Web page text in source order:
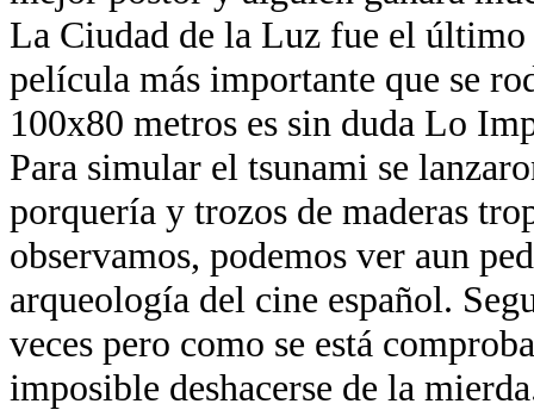
La Ciudad de la Luz fue el
película más importante que se
100x80 metros es sin duda Lo
Para simular el tsunami se
porquería y trozos de maderas
observamos, podemos ver aun
arqueología del cine español.
veces pero como se está
imposible deshacerse de la